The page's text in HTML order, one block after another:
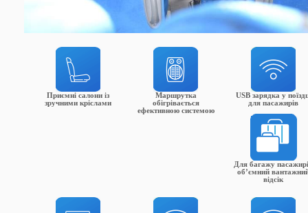
Приємні салони із
зручними кріслами
Маршрутка
обігрівається
ефективною системою
USB зарядка у
для пасажирів
Для багажу
об’ємний
відсік